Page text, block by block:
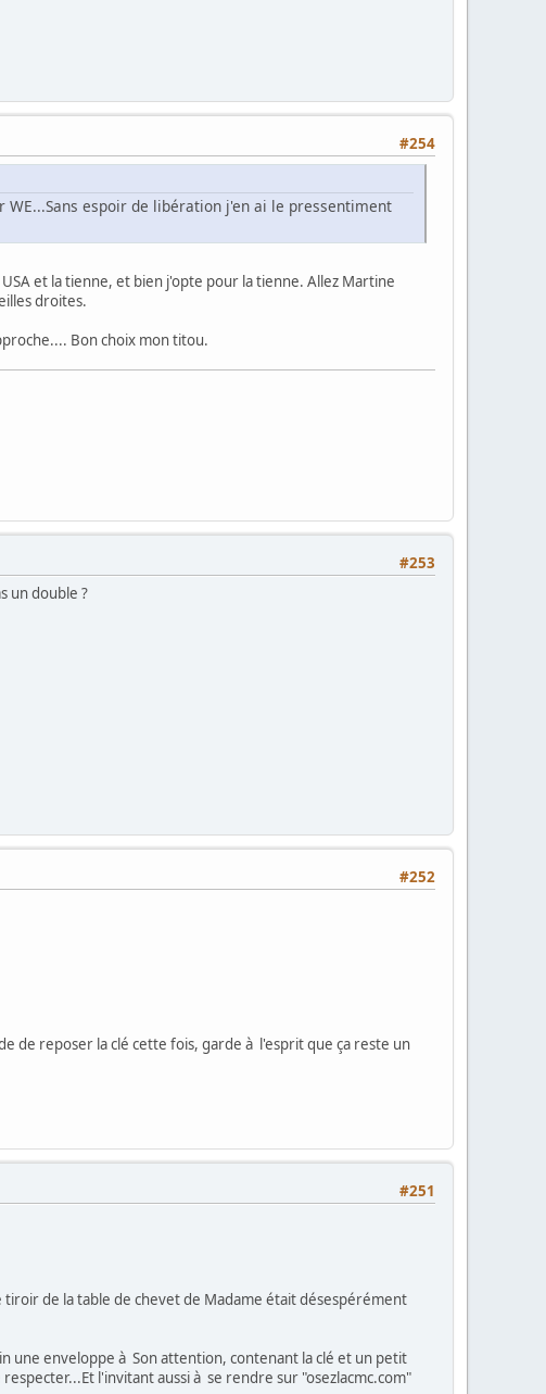
#254
espoir de libération j'en ai le pressentiment
et la tienne, et bien j'opte pour la tienne. Allez Martine
droites.
Bon choix mon titou.
#253
un double ?
#252
de reposer la clé cette fois, garde à l'esprit que ça reste un
#251
de la table de chevet de Madame était désespérément
une enveloppe à Son attention, contenant la clé et un petit
l'invitant aussi à se rendre sur "osezlacmc.com"